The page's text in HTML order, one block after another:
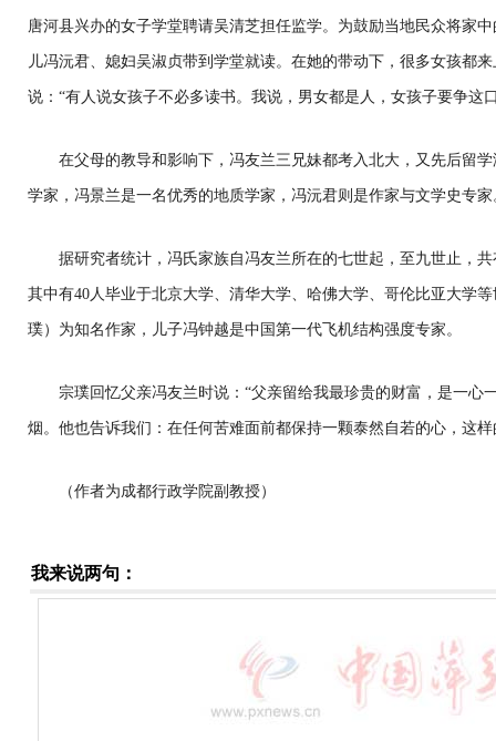
唐河县兴办的女子学堂聘请吴清芝担任监学。为鼓励当地民众将家
儿冯沅君、媳妇吴淑贞带到学堂就读。在她的带动下，很多女孩都
说：“有人说女孩子不必多读书。我说，男女都是人，女孩子要争这
在父母的教导和影响下，冯友兰三兄妹都考入北大，又先后留学
学家，冯景兰是一名优秀的地质学家，冯沅君则是作家与文学史专家
据研究者统计，冯氏家族自冯友兰所在的七世起，至九世止，共
其中有40人毕业于北京大学、清华大学、哈佛大学、哥伦比亚大学
璞）为知名作家，儿子冯钟越是中国第一代飞机结构强度专家。
宗璞回忆父亲冯友兰时说：“父亲留给我最珍贵的财富，是一心
烟。他也告诉我们：在任何苦难面前都保持一颗泰然自若的心，这
（作者为成都行政学院副教授）
我来说两句：